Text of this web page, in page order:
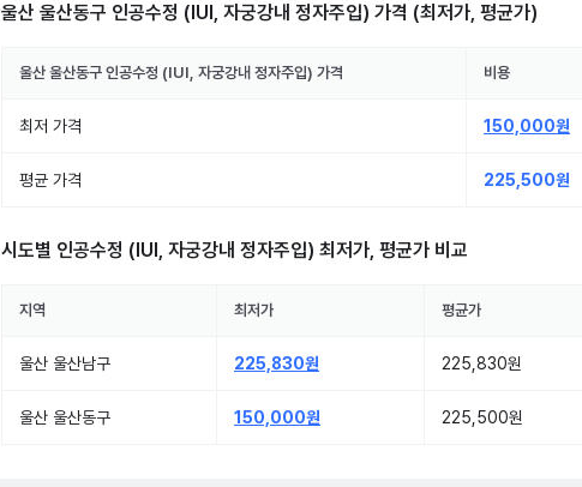
울산 울산동구 인공수정 (IUI, 자궁강내 정자주입) 가격 (최저가, 평균가)
울산 울산동구 인공수정 (IUI, 자궁강내 정자주입) 가격 비용
최저 가격 150,000원
평균 가격 225,500원
시도별 인공수정 (IUI, 자궁강내 정자주입) 최저가, 평균가 비교
지역 최저가 평균가
울산 울산남구 225,830원 225,830원
울산 울산동구 150,000원 225,500원